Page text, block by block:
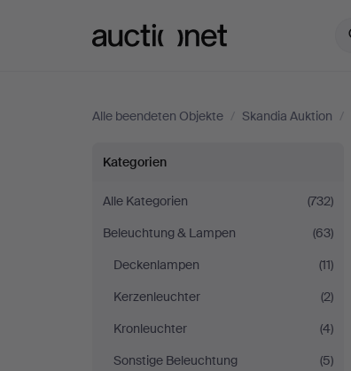
Alle beendeten Objekte / Skandia Auktion /
Tischlampen
bei
Skandia
Auktion
Kategorien
Alle Kategorien
(732)
Beleuchtung & Lampen
(63)
Deckenlampen
(11)
Kerzenleuchter
(2)
Kronleuchter
(4)
Sonstige Beleuchtung
(5)